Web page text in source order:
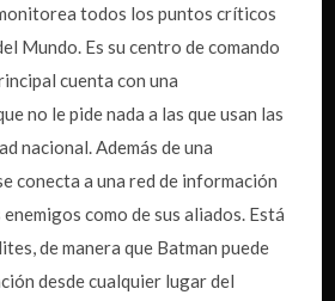
todos los puntos críticos
Mundo. Es su centro de comando
cuenta con una
no le pide nada a las que usan las
nacional. Además de una
conecta a una red de información
como de sus aliados. Está
de manera que Batman puede
desde cualquier lugar del